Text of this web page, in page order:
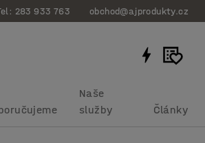
283 933 763 obchod@ajprodukty.cz
Naše
služby
Články